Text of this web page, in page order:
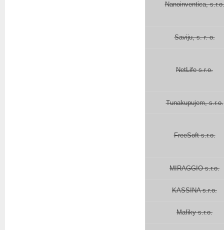
Nanoinventica, s.r.o.
Saviju, s. r. o.
NetLife s.r.o.
Tunakupujem, s.r.o.
FreeSoft s.r.o.
MIRAGGIO s.r.o.
KASSINA s.r.o.
Mafiky s.r.o.